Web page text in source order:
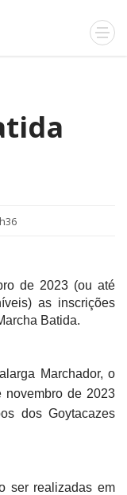
de 2023 (ou até
as inscrições
Batida.
Marchador, o
novembro de 2023
dos Goytacazes
ser realizadas em